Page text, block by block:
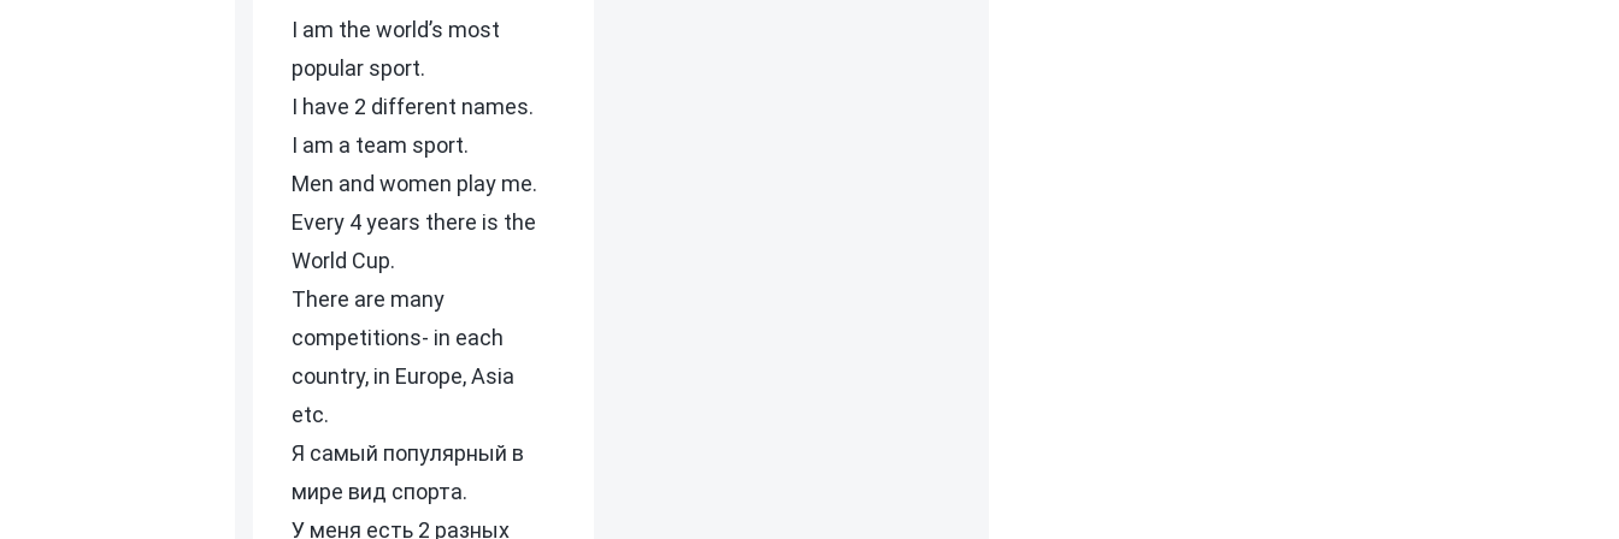
I am the world’s most
popular sport.
I have 2 different names.
I am a team sport.
Men and women play me.
Every 4 years there is the
World Cup.
There are many
competitions- in each
country, in Europe, Asia
etc.
Я самый популярный в
мире вид спорта.
У меня есть 2 разных